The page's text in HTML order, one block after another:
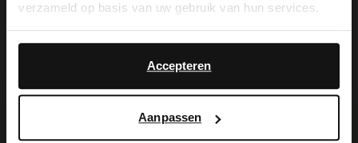
verzameld op basis van uw gebruik van hun services.
Accepteren
Aanpassen
Maattabel
Bezorgen & retour
English